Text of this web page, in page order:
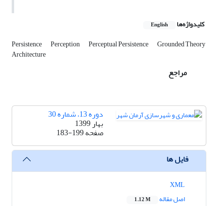
کلیدواژه‌ها English
Persistence Perception Perceptual Persistence Grounded Theory
Architecture
مراجع
دوره 13، شماره 30
بهار 1399
صفحه183-199
فایل ها
اصل مقاله
1.12 M